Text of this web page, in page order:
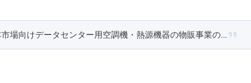
場向けデータセンター用空調機・熱源機器の物販事業の...